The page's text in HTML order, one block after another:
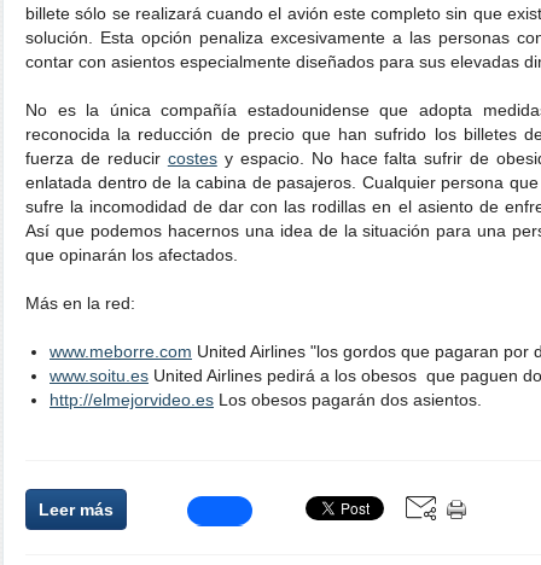
billete sólo se realizará cuando el avión este completo sin que
solución. Esta opción penaliza excesivamente a las personas
contar con asientos especialmente diseñados para sus elevadas
No es la única compañía estadounidense que adopta
reconocida la reducción de precio que han sufrido los billetes
fuerza de reducir costesy espacio. No hace falta sufrir de
enlatada dentro de la cabina de pasajeros. Cualquier persona
sufre la incomodidad de dar con las rodillas en el asiento de
Así que podemos hacernos una idea de la situación para una
que opinarán los afectados.
Más en la red:
www.meborre.com United Airlines "los gordos que pagaran por
www.soitu.es United Airlines pedirá a los obesos que paguen
http://elmejorvideo.es Los obesos pagarán dos asientos.
Leer más